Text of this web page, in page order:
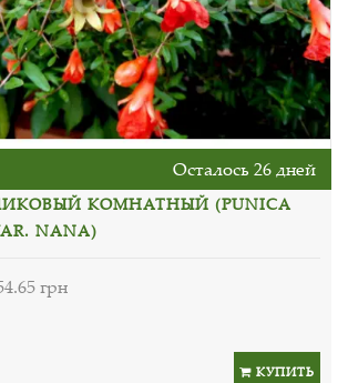
Осталось 26 дней
КОМНАТНЫЙ (PUNICA
NANA)
грн
КУПИТЬ